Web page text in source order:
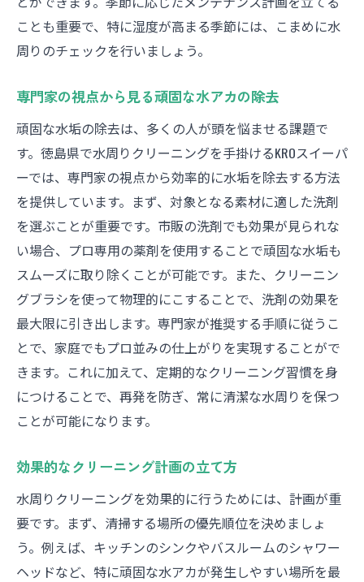
ことも重要で、特に湿度が高まる季節には、こまめに水
周りのチェックを行いましょう。
専門家の視点から見る頑固な水アカの除去
頑固な水垢の除去は、多くの人が頭を悩ませる課題で
す。徳島県で水周りクリーニングを手掛けるKROスイーパ
ーでは、専門家の視点から効率的に水垢を除去する方法
を提供しています。まず、対象となる素材に適した洗剤
を選ぶことが重要です。市販の洗剤でも効果が見られな
い場合、プロ専用の薬剤を使用することで頑固な水垢も
スムーズに取り除くことが可能です。また、クリーニン
グブラシを使って物理的にこすることで、洗剤の効果を
最大限に引き出します。専門家が推奨する手順に従うこ
とで、家庭でもプロ並みの仕上がりを実現することがで
きます。これに加えて、定期的なクリーニング習慣を身
につけることで、再発を防ぎ、常に清潔な水周りを保つ
ことが可能になります。
効果的なクリーニング計画の立て方
水周りクリーニングを効果的に行うためには、計画が重
要です。まず、清掃する場所の優先順位を決めましょ
う。例えば、キッチンのシンクやバスルームのシャワー
ヘッドなど、特に頑固な水アカが発生しやすい場所を最